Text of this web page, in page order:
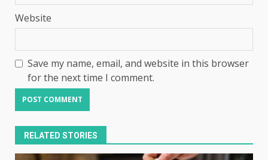
Website
Save my name, email, and website in this browser
for the next time I comment.
RELATED STORIES